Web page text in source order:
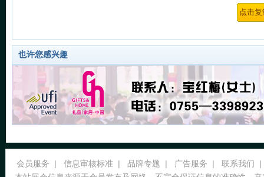
也许您感兴趣
会员服务 | 信息审核标准 | 品牌专题 | 广告服务 | 联系我们
|